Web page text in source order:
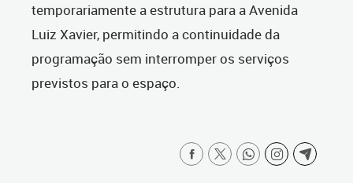
temporariamente a estrutura para a Avenida
Luiz Xavier, permitindo a continuidade da
programação sem interromper os serviços
previstos para o espaço.